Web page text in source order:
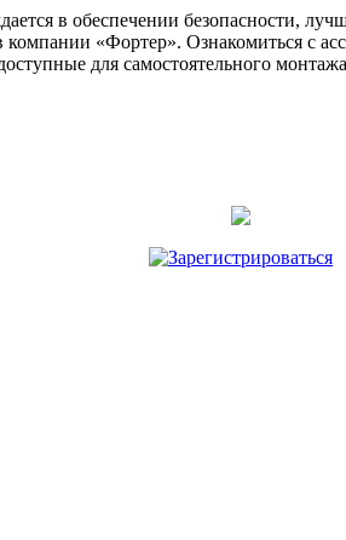
в обеспечении безопасности,
«Фортер». Ознакомиться с
для самостоятельного